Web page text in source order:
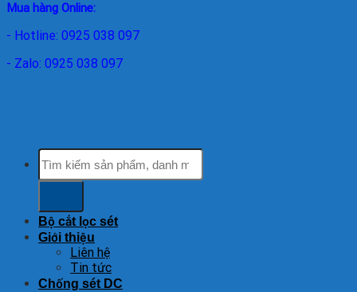
Mua hàng Online:
- Hotline: 0925 038 097
- Zalo: 0925 038 097
Tìm
kiếm:
Bộ cắt lọc sét
Giới thiệu
Liên hệ
Tin tức
Chống sét DC